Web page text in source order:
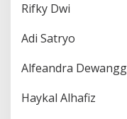
Rifky Dwi
Adi Satryo
Alfeandra
Haykal Alhafiz